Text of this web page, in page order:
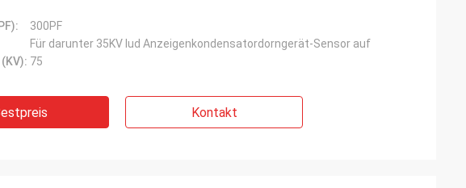
300PF
Für darunter 35KV lud Anzeigenkondensatordorngerät-Sensor auf
75
Kontakt